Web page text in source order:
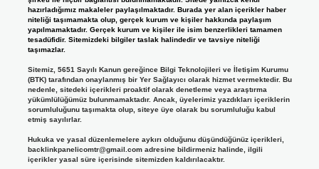
hazırladığımız makaleler paylaşılmaktadır. Burada yer alan içerikler haber
niteliği taşımamakta olup, gerçek kurum ve kişiler hakkında paylaşım
yapılmamaktadır. Gerçek kurum ve kişiler ile isim benzerlikleri tamamen
tesadüfidir. Sitemizdeki bilgiler taslak halindedir ve tavsiye niteliği
taşımazlar.
Sitemiz, 5651 Sayılı Kanun gereğince Bilgi Teknolojileri ve İletişim Kurumu
(BTK) tarafından onaylanmış bir Yer Sağlayıcı olarak hizmet vermektedir. Bu
nedenle, sitedeki içerikleri proaktif olarak denetleme veya araştırma
yükümlülüğümüz bulunmamaktadır. Ancak, üyelerimiz yazdıkları içeriklerin
sorumluluğunu taşımakta olup, siteye üye olarak bu sorumluluğu kabul
etmiş sayılırlar.
Hukuka ve yasal düzenlemelere aykırı olduğunu düşündüğünüz içerikleri,
backlinkpanelicomtr@gmail.comadresine bildirmeniz halinde, ilgili
içerikler yasal süre içerisinde sitemizden kaldırılacaktır.